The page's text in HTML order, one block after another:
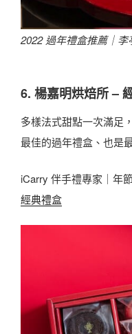
2022 過年禮盒推薦｜
6. 楊嘉明烘焙所 –
多樣法式甜點一次滿足
最佳的過年禮盒、也是
iCarry 伴手禮專家｜年
經典禮盒